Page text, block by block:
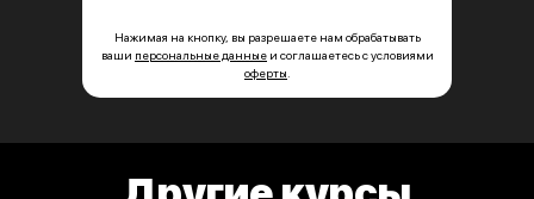
Нажимая на кнопку, вы разрешаете нам обрабатывать
ваши персональные данные и соглашаетесь с условиями
оферты